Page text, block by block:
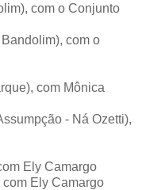
com o Conjunto
com o
com Mônica
- Ná Ozetti),
Ely Camargo
Ely Camargo